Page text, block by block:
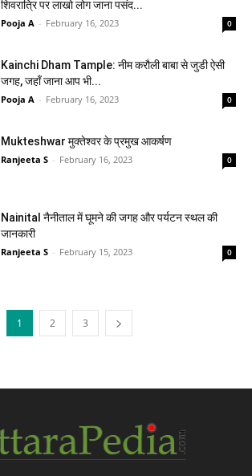
शिवरात्रि पर लाखो लोग जाना पसंद...
Pooja A - February 16, 2023 0
Kainchi Dham Tample: नीम करौली बाबा से जुडी ऐसी
जगह, जहाँ जाना आप भी...
Pooja A - February 16, 2023 0
Mukteshwar मुक्तेश्वर के प्रमुख आकर्षण
Ranjeeta S - February 16, 2023 0
Nainital नैनीताल में घूमने की जगह और पर्यटन स्थल की
जानकारी
Ranjeeta S - February 15, 2023 0
1 2 3